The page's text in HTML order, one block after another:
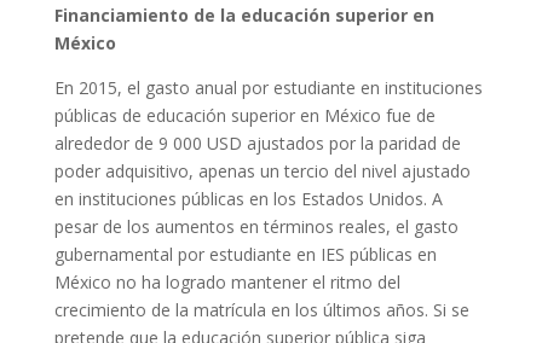
Financiamiento de la educación superior en
México
En 2015, el gasto anual por estudiante en instituciones
públicas de educación superior en México fue de
alrededor de 9 000 USD ajustados por la paridad de
poder adquisitivo, apenas un tercio del nivel ajustado
en instituciones públicas en los Estados Unidos. A
pesar de los aumentos en términos reales, el gasto
gubernamental por estudiante en IES públicas en
México no ha logrado mantener el ritmo del
crecimiento de la matrícula en los últimos años. Si se
pretende que la educación superior pública siga